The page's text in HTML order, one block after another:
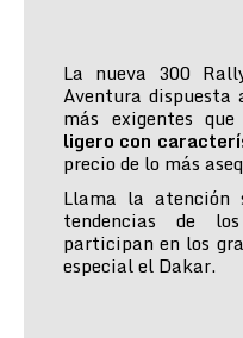
La nueva 300
Aventura dispuesta
más exigentes
ligero con
precio de lo más
Llama la atención
tendencias de
participan en los
especial el Dakar.